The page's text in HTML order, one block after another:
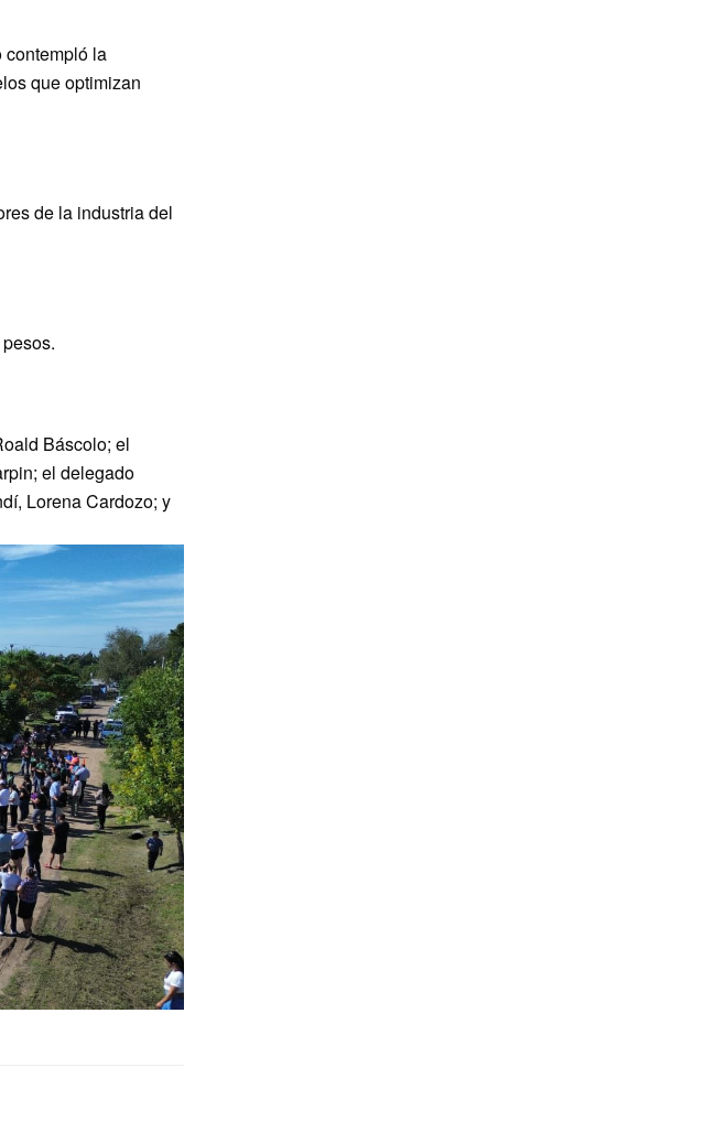
contempló la
que optimizan
de la industria del
Báscolo; el
el delegado
Lorena Cardozo; y